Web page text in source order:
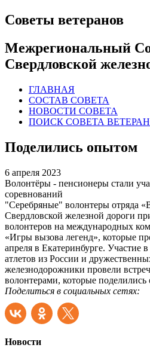
Советы ветеранов
Межрегиональный
Свердловской
ГЛАВНАЯ
СОСТАВ СОВЕТА
НОВОСТИ СОВЕТА
ПОИСК СОВЕТА
Поделились опытом
6 апреля 2023
Волонтёры - пенсионеры стали
соревнований
"Серебряные" волонтеры отряда
Свердловской железной дороги
волонтеров на международных
«Игры вызова легенд», которые
апреля в Екатеринбурге. Участие
атлетов из России и
железнодорожники провели
волонтерами, которые
Поделиться в социальных сетях:
Новости